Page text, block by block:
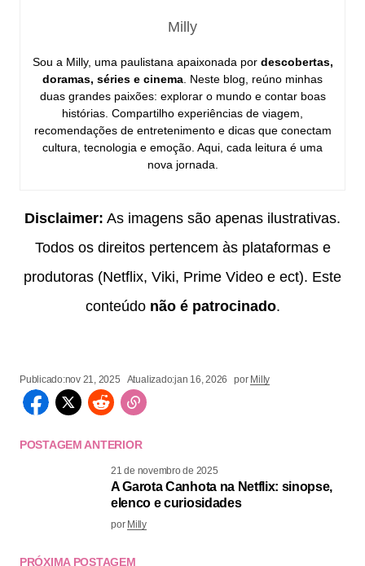
Milly
Sou a Milly, uma paulistana apaixonada por descobertas,
doramas, séries e cinema . Neste blog, reúno minhas
duas grandes paixões: explorar o mundo e contar boas
histórias. Compartilho experiências de viagem,
recomendações de entretenimento e dicas que conectam
cultura, tecnologia e emoção. Aqui, cada leitura é uma
nova jornada.
Disclaimer: As imagens são apenas ilustrativas.
Todos os direitos pertencem às plataformas e
produtoras (Netflix, Viki, Prime Video e ect). Este
conteúdo não é patrocinado.
Publicado:nov 21, 2025 Atualizado:jan 16, 2026 por Milly
POSTAGEM ANTERIOR
21 de novembro de 2025
A Garota Canhota na Netflix: sinopse,
elenco e curiosidades
por Milly
PRÓXIMA POSTAGEM